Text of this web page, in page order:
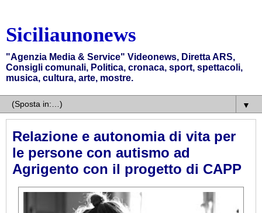
Siciliaunonews
"Agenzia Media & Service" Videonews, Diretta ARS,
Consigli comunali, Politica, cronaca, sport, spettacoli,
musica, cultura, arte, mostre.
▼
Relazione e autonomia di vita per
le persone con autismo ad
Agrigento con il progetto di CAPP